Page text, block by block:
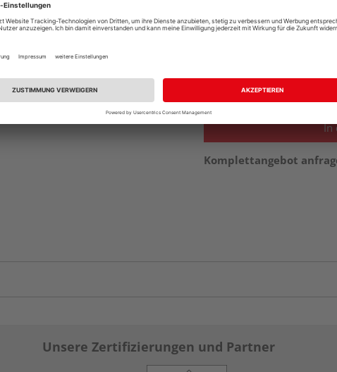
In
Komplettangebot
Unsere Zertifizierungen und Partner